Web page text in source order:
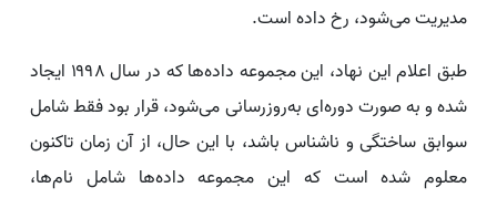
مدیریت می‌شود، رخ داده است.
طبق اعلام این نهاد، این مجموعه داده‌ها که در سال ۱۹۹۸ ایجاد
شده و به صورت دوره‌ای به‌روزرسانی می‌شود، قرار بود فقط شامل
سوابق ساختگی و ناشناس باشد، با این حال، از آن زمان تاکنون
معلوم شده است که این مجموعه داده‌ها شامل نام‌ها،